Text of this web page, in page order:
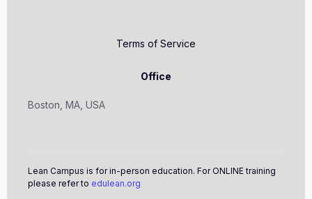
Terms of Service
Office
Boston, MA, USA
Lean Campus is for in-person education. For ONLINE training
please refer to edulean.org